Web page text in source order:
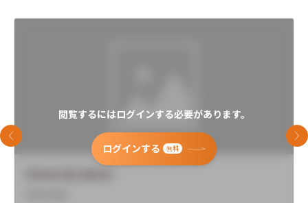
閲覧するにはログインする必要があります。
ログインする 無料
前のスライド 次